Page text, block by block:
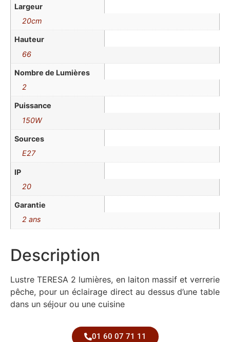
Largeur
20cm
Hauteur
66
Nombre de Lumières
2
Puissance
150W
Sources
E27
IP
20
Garantie
2 ans
Description
Lustre TERESA 2 lumières, en laiton massif et verrerie
pêche, pour un éclairage direct au dessus d’une table
dans un séjour ou une cuisine
01 60 07 71 11